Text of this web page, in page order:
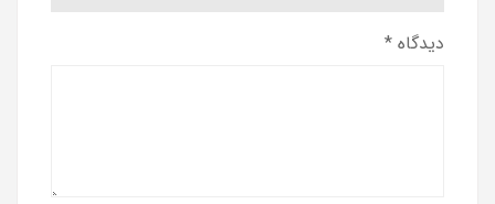
دیدگاه *